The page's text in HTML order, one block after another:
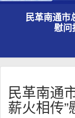
民革南通市
慰问
民革南通
薪火相传